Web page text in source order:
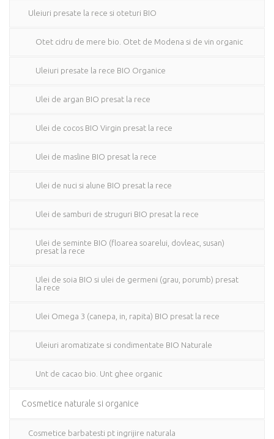
Uleiuri presate la rece si oteturi BIO
Otet cidru de mere bio. Otet de Modena si de vin organic
Uleiuri presate la rece BIO Organice
Ulei de argan BIO presat la rece
Ulei de cocos BIO Virgin presat la rece
Ulei de masline BIO presat la rece
Ulei de nuci si alune BIO presat la rece
Ulei de samburi de struguri BIO presat la rece
Ulei de seminte BIO (floarea soarelui, dovleac, susan)
presat la rece
Ulei de soia BIO si ulei de germeni (grau, porumb) presat
la rece
Ulei Omega 3 (canepa, in, rapita) BIO presat la rece
Uleiuri aromatizate si condimentate BIO Naturale
Unt de cacao bio. Unt ghee organic
Cosmetice naturale si organice
Cosmetice barbatesti pt ingrijire naturala